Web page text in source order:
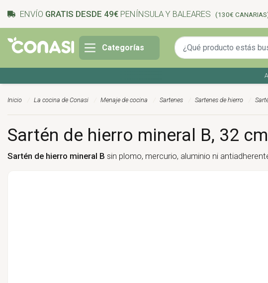
ENVÍO GRATIS DESDE 49€ PENÍNSULA Y BALEARES (130€
Categorías
Inicio La cocina de Conasi Menaje de cocina Sartenes Sartenes de hierro
Sartén de hierro mineral B, 32
Sartén de hierro mineral B sin plomo, mercurio, aluminio ni